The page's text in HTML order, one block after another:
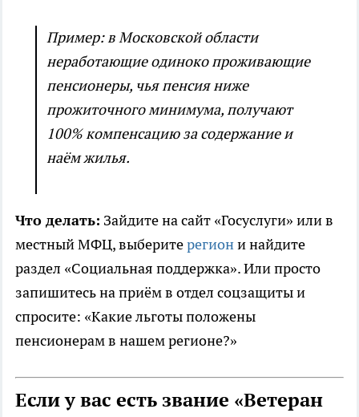
Пример: в Московской области
неработающие одиноко проживающие
пенсионеры, чья пенсия ниже
прожиточного минимума, получают
100% компенсацию за содержание и
наём жилья.
Что делать: Зайдите на сайт «Госуслуги» или в
местный МФЦ, выберитерегиони найдите
раздел «Социальная поддержка». Или просто
запишитесь на приём в отдел соцзащиты и
спросите: «Какие льготы положены
пенсионерам в нашем регионе?»
Если у вас есть звание «Ветеран